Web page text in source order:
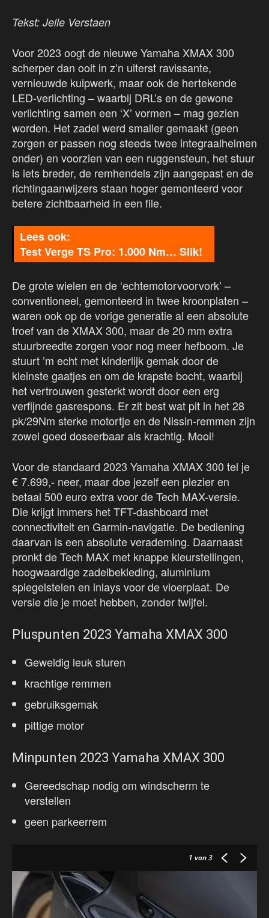
Tekst: Jelle Verstaen
Voor 2023 oogt de nieuwe Yamaha XMAX 300
scherper dan ooit in z’n uiterst ravissante,
vernieuwde kuipwerk, maar ook de hertekende
LED-verlichting – waarbij DRL’s en de gewone
verlichting samen een ‘X’ vormen – mag gezien
worden. Het zadel werd smaller gemaakt (geen
zorgen er passen nog steeds twee integraalhelmen
onder) en voorzien van een ruggensteun, het stuur
is iets breder, de remhendels zijn aangepast en de
richtingaanwijzers staan hoger gemonteerd voor
betere zichtbaarheid in een file.
Test Verge TS Pro: 1.000 Nm… Slik!
De grote wielen en de ‘echtemotorvoorvork’ –
conventioneel, gemonteerd in twee kroonplaten –
waren ook op de vorige generatie al een absolute
troef van de XMAX 300, maar de 20 mm extra
stuurbreedte zorgen voor nog meer hefboom. Je
stuurt ’m echt met kinderlijk gemak door de
kleinste gaatjes en om de krapste bocht, waarbij
het vertrouwen gesterkt wordt door een erg
verfijnde gasrespons. Er zit best wat pit in het 28
pk/29Nm sterke motortje en de Nissin-remmen zijn
zowel goed doseerbaar als krachtig. Mooi!
Voor de standaard 2023 Yamaha XMAX 300 tel je
€ 7.699,- neer, maar doe jezelf een plezier en
betaal 500 euro extra voor de Tech MAX-versie.
Die krijgt immers het TFT-dashboard met
connectiviteit en Garmin-navigatie. De bediening
daarvan is een absolute verademing. Daarnaast
pronkt de Tech MAX met knappe kleurstellingen,
hoogwaardige zadelbekleding, aluminium
spiegelstelen en inlays voor de vloerplaat. De
versie die je moet hebben, zonder twijfel.
Pluspunten 2023 Yamaha XMAX 300
Geweldig leuk sturen
krachtige remmen
gebruiksgemak
pittige motor
Minpunten 2023 Yamaha XMAX 300
Gereedschap nodig om windscherm te
verstellen
geen parkeerrem
1 van 3